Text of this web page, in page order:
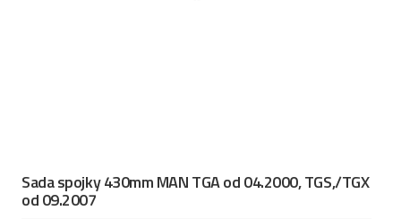
Sada spojky 430mm MAN TGA od 04.2000, TGS,/TGX
od 09.2007